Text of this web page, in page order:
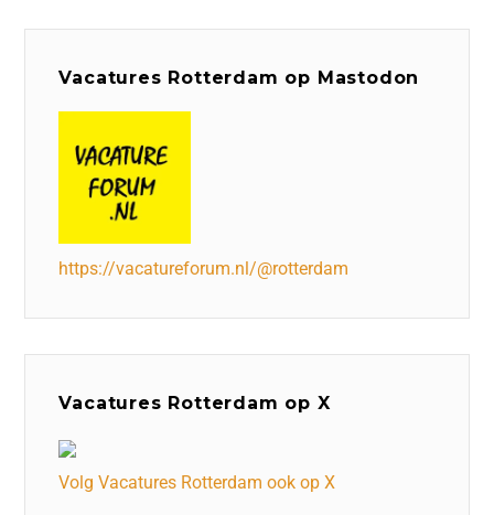
Vacatures Rotterdam op Mastodon
https://vacatureforum.nl/@rotterdam
Vacatures Rotterdam op X
Volg Vacatures Rotterdam ook op X